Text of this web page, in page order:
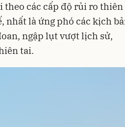
các cấp độ rủi ro thiên
nhất là ứng phó các kịch
ngập lụt vượt lịch sử,
tai.